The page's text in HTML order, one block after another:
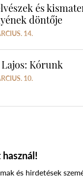
és
döntője
14.
Lajos: Kórunk
10.
és hirdetések